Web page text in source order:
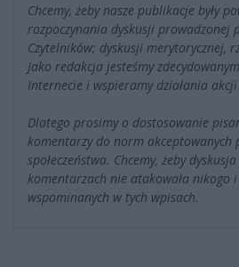
Chcemy, żeby nasze publikacje były
rozpoczynania dyskusji prowadzonej
Czytelników; dyskusji merytorycznej,
Jako redakcja jesteśmy
Internecie i wspieramy działania akcji
Dlatego prosimy o dostosowanie
komentarzy do norm akceptowanych
społeczeństwa. Chcemy, żeby
komentarzach nie atakowała nikogo
wspominanych w tych wpisach.